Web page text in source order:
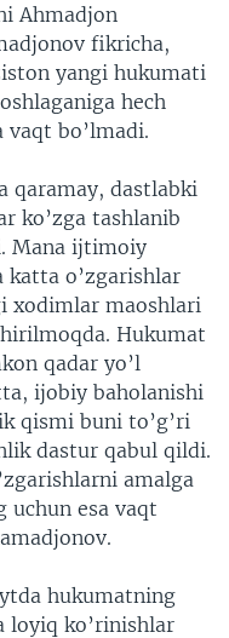
Ahmadjon
fikricha,
yangi hukumati
hech
vaqt bo’lmadi.
qaramay, dastlabki
ko’zga tashlanib
Mana ijtimoiy
katta o’zgarishlar
xodimlar maoshlari
Hukumat
qadar yo’l
ijobiy baholanishi
qismi buni to’g’ri
dastur qabul qildi.
amalga
uchun esa vaqt
hukumatning
loyiq ko’rinishlar